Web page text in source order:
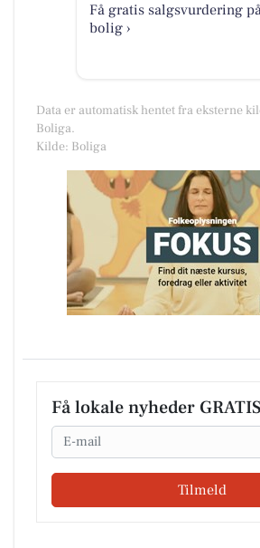
Få gratis salgsvurdering
bolig ›
Data er automatisk hentet fra eksterne
Boliga.
Kilde: Boliga
Få lokale nyheder GRATIS
Email
Tilmeld